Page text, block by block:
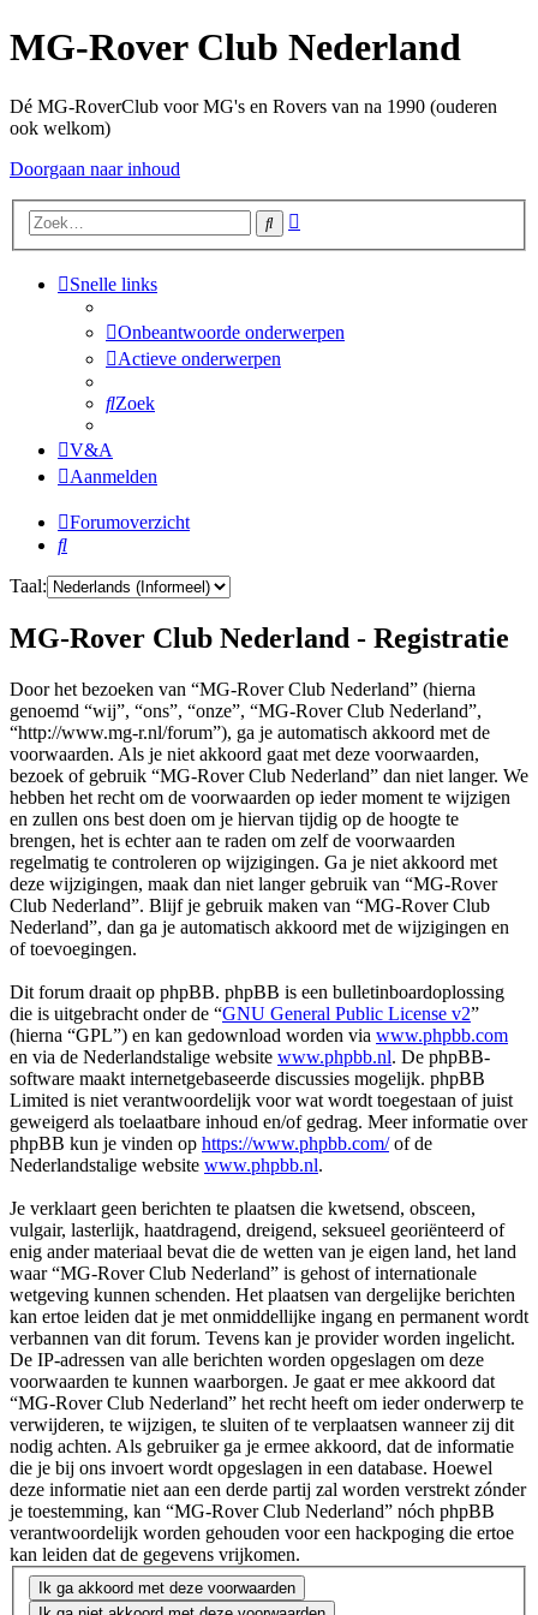
MG-Rover Club Nederland
Dé MG-RoverClub voor MG's en Rovers van na 1990 (ouderen
ook welkom)
Doorgaan naar inhoud
Zoek
Snelle links
Onbeantwoorde onderwerpen
Actieve onderwerpen
Zoek
V&A
Aanmelden
Forumoverzicht
Zoek
Taal:
MG-Rover Club Nederland - Registratie
Door het bezoeken van “MG-Rover Club Nederland” (hierna
genoemd “wij”, “ons”, “onze”, “MG-Rover Club Nederland”,
“http://www.mg-r.nl/forum”), ga je automatisch akkoord met de
voorwaarden. Als je niet akkoord gaat met deze voorwaarden,
bezoek of gebruik “MG-Rover Club Nederland” dan niet langer. We
hebben het recht om de voorwaarden op ieder moment te wijzigen
en zullen ons best doen om je hiervan tijdig op de hoogte te
brengen, het is echter aan te raden om zelf de voorwaarden
regelmatig te controleren op wijzigingen. Ga je niet akkoord met
deze wijzigingen, maak dan niet langer gebruik van “MG-Rover
Club Nederland”. Blijf je gebruik maken van “MG-Rover Club
Nederland”, dan ga je automatisch akkoord met de wijzigingen en
of toevoegingen.
Dit forum draait op phpBB. phpBB is een bulletinboardoplossing
die is uitgebracht onder de “GNU General Public License v2”
(hierna “GPL”) en kan gedownload worden via www.phpbb.com
en via de Nederlandstalige website www.phpbb.nl. De phpBB-
software maakt internetgebaseerde discussies mogelijk. phpBB
Limited is niet verantwoordelijk voor wat wordt toegestaan of juist
geweigerd als toelaatbare inhoud en/of gedrag. Meer informatie over
phpBB kun je vinden op https://www.phpbb.com/of de
Nederlandstalige website www.phpbb.nl.
Je verklaart geen berichten te plaatsen die kwetsend, obsceen,
vulgair, lasterlijk, haatdragend, dreigend, seksueel georiënteerd of
enig ander materiaal bevat die de wetten van je eigen land, het land
waar “MG-Rover Club Nederland” is gehost of internationale
wetgeving kunnen schenden. Het plaatsen van dergelijke berichten
kan ertoe leiden dat je met onmiddellijke ingang en permanent wordt
verbannen van dit forum. Tevens kan je provider worden ingelicht.
De IP-adressen van alle berichten worden opgeslagen om deze
voorwaarden te kunnen waarborgen. Je gaat er mee akkoord dat
“MG-Rover Club Nederland” het recht heeft om ieder onderwerp te
verwijderen, te wijzigen, te sluiten of te verplaatsen wanneer zij dit
nodig achten. Als gebruiker ga je ermee akkoord, dat de informatie
die je bij ons invoert wordt opgeslagen in een database. Hoewel
deze informatie niet aan een derde partij zal worden verstrekt zónder
je toestemming, kan “MG-Rover Club Nederland” nóch phpBB
verantwoordelijk worden gehouden voor een hackpoging die ertoe
kan leiden dat de gegevens vrijkomen.